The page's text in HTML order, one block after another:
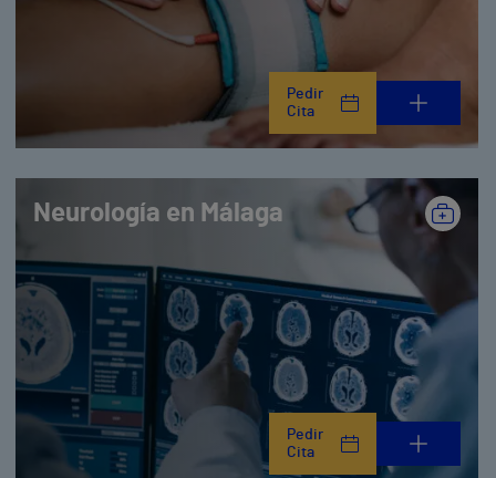
Pedir
Cita
Neurología en Málaga
Pedir
Cita